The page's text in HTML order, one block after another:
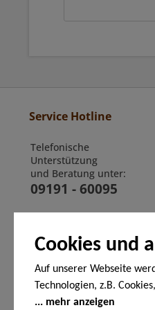
Cookies und
Auf unserer Webseite
Technologien, z.B.
Endgerät gespeichert
mehr anzeigen
Service Hotline
Telefonische
Unterstützung
und Beratung unter:
09191 - 60095
Zahlungsarten